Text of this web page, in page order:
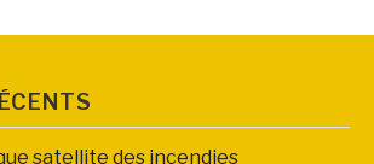
satellite des incendies